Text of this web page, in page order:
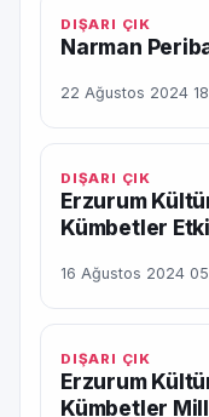
DIŞARI ÇIK
Narman
22 Ağustos 2024
DIŞARI ÇIK
Erzurum
Kümbetler
16 Ağustos 2024
DIŞARI ÇIK
Erzurum
Kümbetler